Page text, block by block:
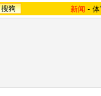
搜狗 新闻 -